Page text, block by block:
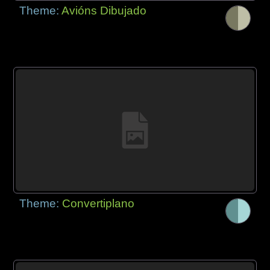
Theme:Avións Dibujado
Theme: Convertiplano